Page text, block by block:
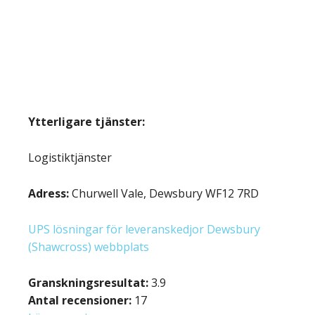
Ytterligare tjänster:
Logistiktjänster
Adress:Churwell Vale, Dewsbury WF12 7RD
UPS lösningar för leveranskedjor Dewsbury
(Shawcross) webbplats
Granskningsresultat:3.9
Antal recensioner: 17